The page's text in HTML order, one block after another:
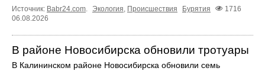
Источник: Babr24.com. Экология, Происшествия Бурятия
1716
06.08.2026
В районе Новосибирска обновили тротуары
В Калининском районе Новосибирска обновили семь